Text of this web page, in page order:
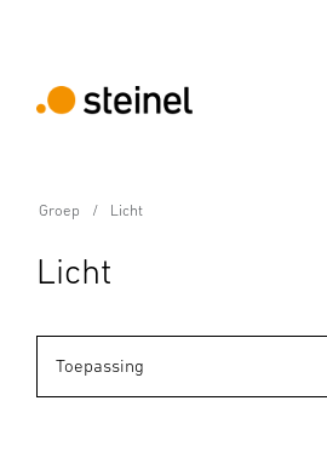
Groep Licht
Licht
Toepassing